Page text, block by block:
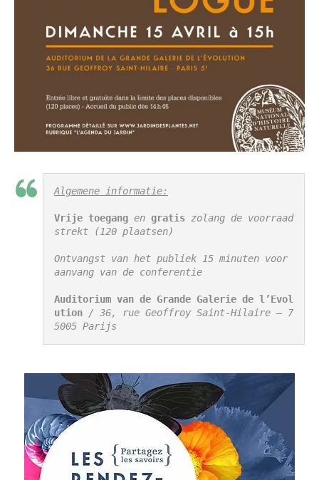
Algemene informatie:
Vrije toegang en gratis zolang de voorraad
strekt (120 plaatsen)
Ontvangst van het publiek 15 minuten voor
aanvang van de conferentie
Auditorium van de Grande Galerie de l’Evol
ution / 36, rue Geoffroy Saint-Hilaire – 7
5005 Parijs